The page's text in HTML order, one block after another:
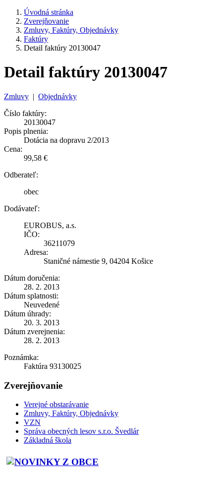
Úvodná stránka
Zverejňovanie
Zmluvy, Faktúry, Objednávky
Faktúry
Detail faktúry 20130047
Detail faktúry 20130047
Zmluvy | Objednávky
Číslo faktúry:
20130047
Popis plnenia:
Dotácia na dopravu 2/2013
Cena:
99,58 €
Odberateľ:
obec
Dodávateľ:
EUROBUS, a.s.
IČO:
36211079
Adresa:
Staničné námestie 9, 04204 Košice
Dátum doručenia:
28. 2. 2013
Dátum splatnosti:
Neuvedené
Dátum úhrady:
20. 3. 2013
Dátum zverejnenia:
28. 2. 2013
Poznámka:
Faktúra 93130025
Zverejňovanie
Verejné obstarávanie
Zmluvy, Faktúry, Objednávky
VZN
Správa obecných lesov s.r.o. Švedlár
Základná škola